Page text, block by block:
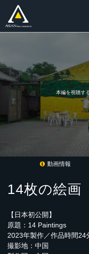
本編を視聴す
動画情報
14枚の絵画
【日本初公開】
原題：14 Paintings
2023年製作／作品時間24
撮影地：中国